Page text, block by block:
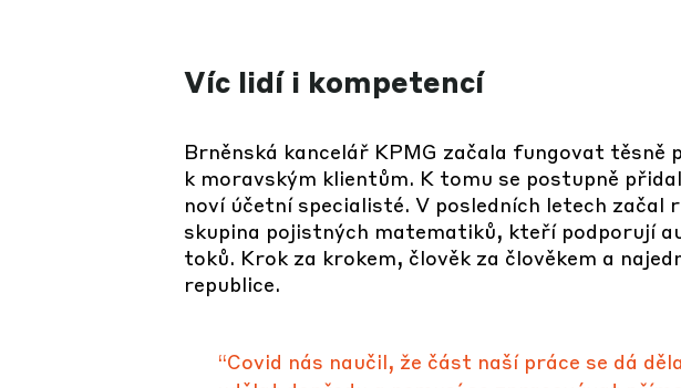
Víc lidí i kompetencí
Brněnská kancelář KPMG začala fungovat
k moravským klientům. K tomu se postupně
noví účetní specialisté. V posledních letech
skupina pojistných matematiků, kteří podporují
toků. Krok za krokem, člověk za člověkem a
republice.
“Covid nás naučil, že část naší práce se dá